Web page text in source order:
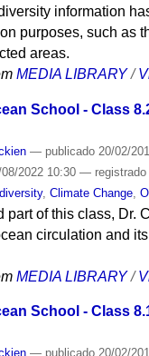
information
purposes, such as
areas.
MEDIA LIBRARY /
School - Class
— publicado20/02/
2022 10:30 — registrado
, Climate Change,
part of this class, Dr.
circulation and
MEDIA LIBRARY /
School - Class
— publicado20/02/